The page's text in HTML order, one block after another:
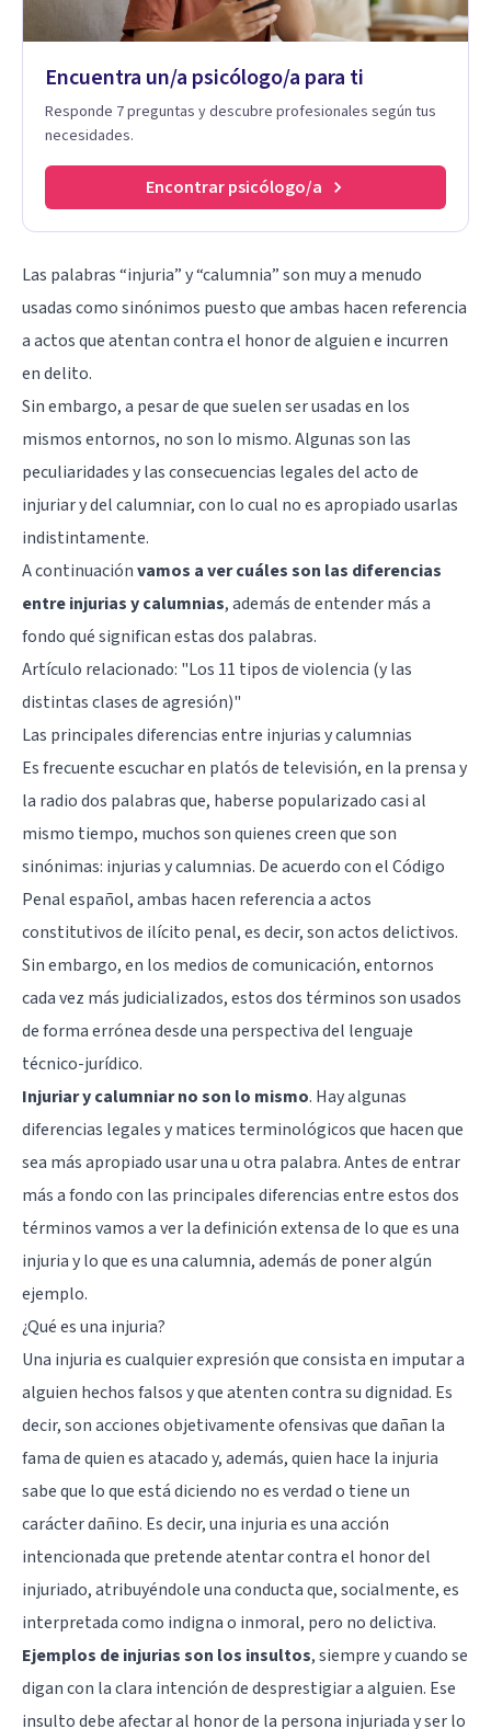
Encuentra un/a psicólogo/a para ti
Responde 7 preguntas y descubre profesionales según tus
necesidades.
Encontrar psicólogo/a
Las palabras “injuria” y “calumnia” son muy a menudo
usadas como sinónimos puesto que ambas hacen referencia
a actos que atentan contra el honor de alguien e incurren
en delito.
Sin embargo, a pesar de que suelen ser usadas en los
mismos entornos, no son lo mismo. Algunas son las
peculiaridades y las consecuencias legales del acto de
injuriar y del calumniar, con lo cual no es apropiado usarlas
indistintamente.
A continuaciónvamos a ver cuáles son las diferencias
entre injurias y calumnias, además de entender más a
fondo qué significan estas dos palabras.
Artículo relacionado: "Los 11 tipos de violencia (y las
distintas clases de agresión)"
Las principales diferencias entre injurias y calumnias
Es frecuente escuchar en platós de televisión, en la prensa y
la radio dos palabras que, haberse popularizado casi al
mismo tiempo, muchos son quienes creen que son
sinónimas: injurias y calumnias. De acuerdo con el Código
Penal español, ambas hacen referencia a actos
constitutivos de ilícito penal, es decir, son actos delictivos.
Sin embargo, en los medios de comunicación, entornos
cada vez más judicializados, estos dos términos son usados
de forma errónea desde una perspectiva del lenguaje
técnico-jurídico.
Injuriar y calumniar no son lo mismo. Hay algunas
diferencias legales y matices terminológicos que hacen que
sea más apropiado usar una u otra palabra. Antes de entrar
más a fondo con las principales diferencias entre estos dos
términos vamos a ver la definición extensa de lo que es una
injuria y lo que es una calumnia, además de poner algún
ejemplo.
¿Qué es una injuria?
Una injuria es cualquier expresión que consista en imputar a
alguien hechos falsos y que atenten contra su dignidad. Es
decir, son acciones objetivamente ofensivas que dañan la
fama de quien es atacado y, además, quien hace la injuria
sabe que lo que está diciendo no es verdad o tiene un
carácter dañino. Es decir, una injuria es una acción
intencionada que pretende atentar contra el honor del
injuriado, atribuyéndole una conducta que, socialmente, es
interpretada como indigna o inmoral, pero no delictiva.
Ejemplos de injurias son los insultos, siempre y cuando se
digan con la clara intención de desprestigiar a alguien. Ese
insulto debe afectar al honor de la persona injuriada y ser lo